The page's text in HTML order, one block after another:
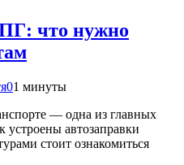
что нужно
01 минуты
— одна из главных
устроены автозаправки
стоит ознакомиться